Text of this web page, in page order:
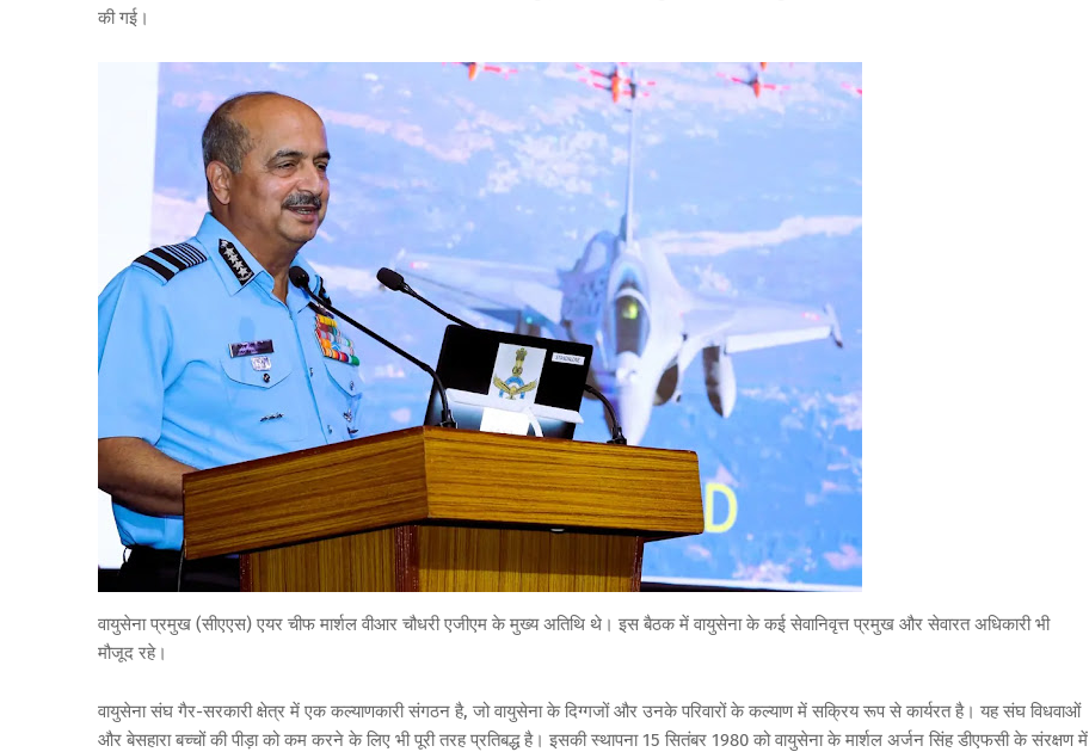
की गई।
वायुसेना प्रमुख (सीएएस) एयर चीफ मार्शल वीआर चौधरी एजीएम के मुख्य अतिथि थे। इस बैठक में वायुसेना के कई सेवानिवृत्त प्रमुख और सेवारत अधिकारी भी
मौजूद रहे।
वायुसेना संघ गैर-सरकारी क्षेत्र में एक कल्याणकारी संगठन है, जो वायुसेना के दिग्गजों और उनके परिवारों के कल्याण में सक्रिय रूप से कार्यरत है। यह संघ विधवाओं
और बेसहारा बच्चों की पीड़ा को कम करने के लिए भी पूरी तरह प्रतिबद्ध है। इसकी स्थापना 15 सितंबर 1980 को वायुसेना के मार्शल अर्जन सिंह डीएफसी के संरक्षण में